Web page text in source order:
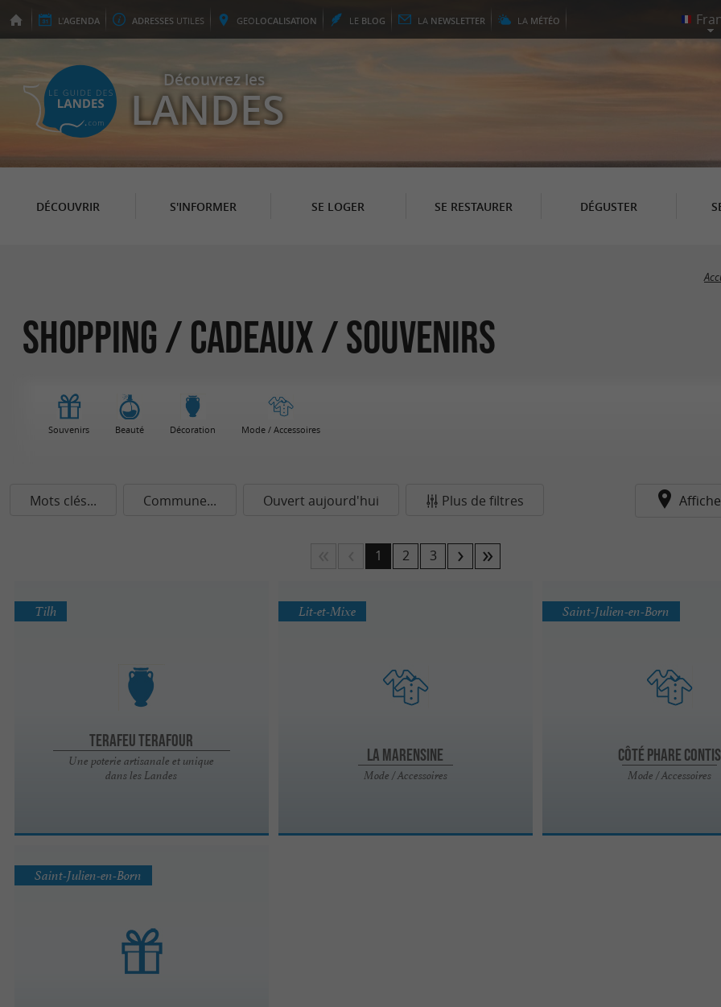
L'AGENDA ADRESSES UTILES GEOLOCALISATION LE BLOG LA NEWSLETTER LA MÉTÉO
Découvrez les
LANDES
DÉCOUVRIR S'INFORMER SE LOGER SE RESTAURER DÉGUSTER
Shopping / Cadeaux / Souvenirs
Souvenirs Beauté Décoration Mode / Accessoires
Mots clés... Commune... Ouvert aujourd'hui Plus de filtres
1 2 3
Terafeu Terafour
Une poterie artisanale et unique
dans les Landes
Tilh
La Marensine
Mode / Accessoires
Lit-et-Mixe
Côté Phare Contis
Mode / Accessoires
Saint-Julien-en-Born
Saint-Julien-en-Born